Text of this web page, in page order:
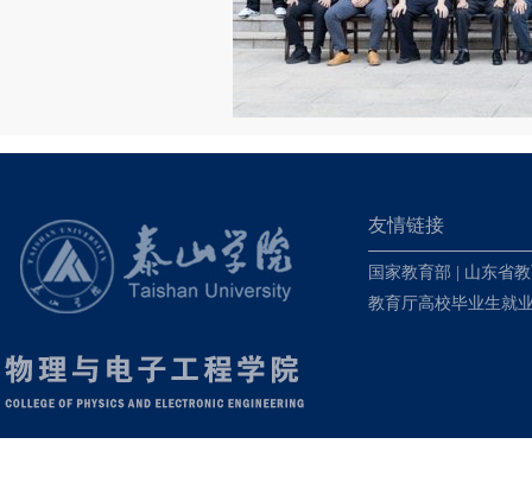
友情链接
国家教育部
山东省
教育厅高校毕业生就